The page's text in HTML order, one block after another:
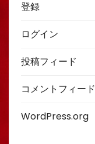
登録
ログイン
投稿フィード
コメントフィード
WordPress.org